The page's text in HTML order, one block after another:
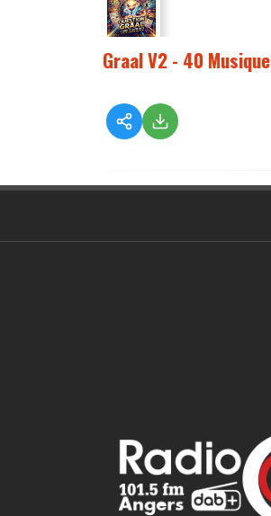
Graal V2 - 40 Musique